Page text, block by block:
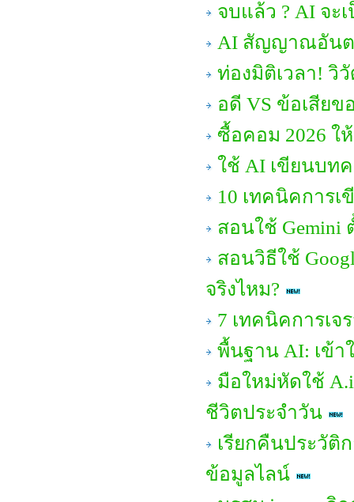
จบแล้ว ? AI จะ
AI สัญญาณอันต
ท่องมิติเวลา! วิ
อดี VS ข้อเสีย
ซื้อคอม 2026 ใ
ใช้ AI เขียนบท
10 เทคนิคการเ
สอนใช้ Gemini
สอนวิธีใช้
จริงไหม?
7 เทคนิคการเจ
พื้นฐาน AI: เข้า
มือใหม่หัดใช้
ชีวิตประจำวัน
เรียกคืนประวัติ
ข้อมูลไลน์